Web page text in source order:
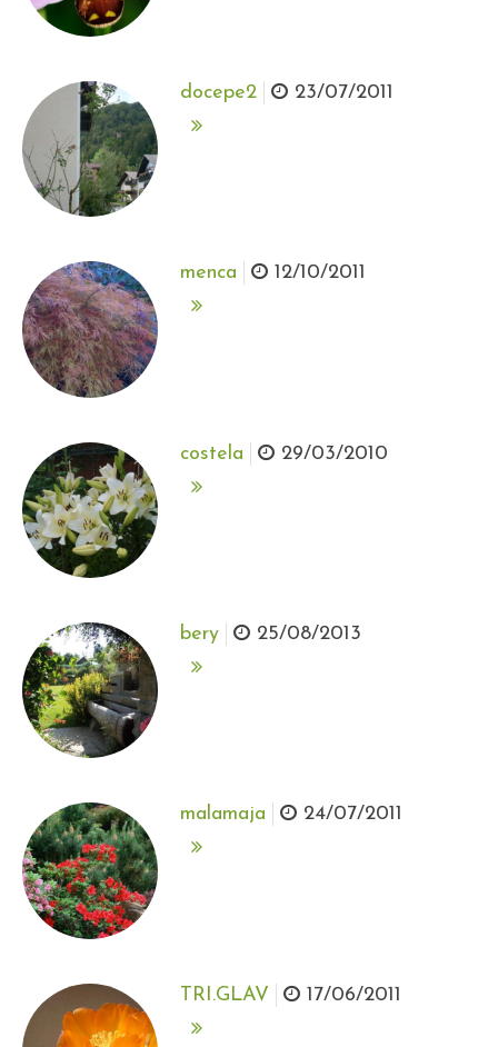
docepe2 23/07/2011
menca 12/10/2011
costela 29/03/2010
bery 25/08/2013
malamaja 24/07/2011
TRI.GLAV 17/06/2011